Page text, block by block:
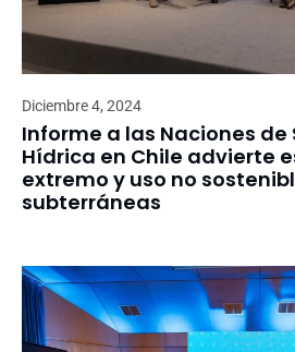
Diciembre 4, 2024
Informe a las Naciones
Hídrica en Chile advierte
extremo y uso no
subterráneas